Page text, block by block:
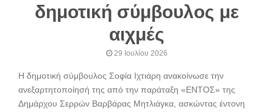
δημοτική σύμβουλος με
αιχμές
29 Ιουλίου 2026
Η δημοτική σύμβουλος Σοφία Ιχτιάρη ανακοίνωσε την
ανεξαρτητοποίησή της από την παράταξη «ΕΝΤΟΣ» της
Δημάρχου Σερρών Βαρβάρας Μητλιάγκα, ασκώντας έντονη